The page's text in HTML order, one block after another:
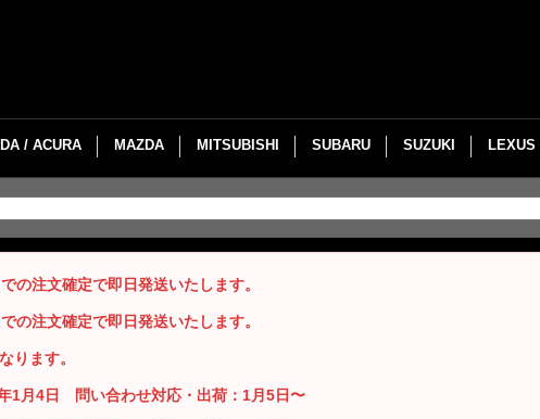
/ ACURA MAZDA MITSUBISHI SUBARU SUZUKI LEXUS
の注文確定で即日発送いたします。
の注文確定で即日発送いたします。
ります。
1月4日 問い合わせ対応・出荷：1月5日〜